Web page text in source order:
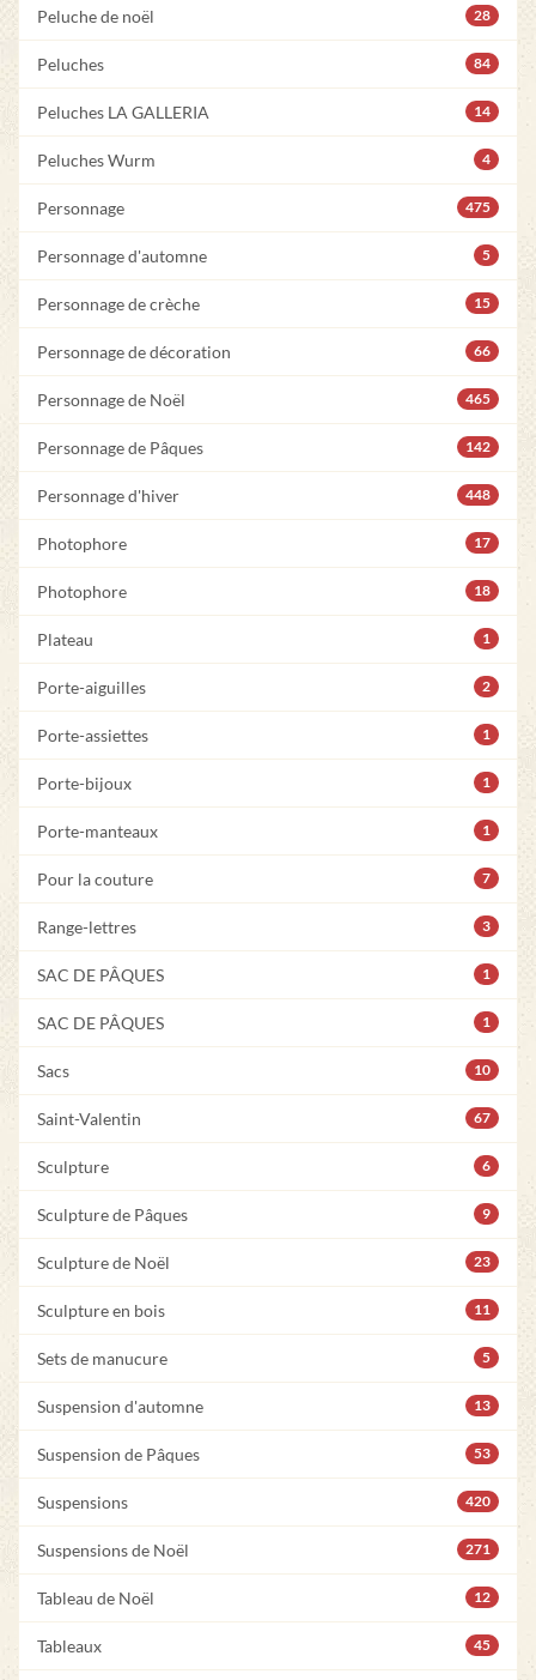
Peluche de noël 28
Peluches 84
Peluches LA GALLERIA 14
Peluches Wurm 4
Personnage 475
Personnage d'automne 5
Personnage de crèche 15
Personnage de décoration 66
Personnage de Noël 465
Personnage de Pâques 142
Personnage d'hiver 448
Photophore 17
Photophore 18
Plateau 1
Porte-aiguilles 2
Porte-assiettes 1
Porte-bijoux 1
Porte-manteaux 1
Pour la couture 7
Range-lettres 3
SAC DE PÂQUES 1
SAC DE PÂQUES 1
Sacs 10
Saint-Valentin 67
Sculpture 6
Sculpture de Pâques 9
Sculpture de Noël 23
Sculpture en bois 11
Sets de manucure 5
Suspension d'automne 13
Suspension de Pâques 53
Suspensions 420
Suspensions de Noël 271
Tableau de Noël 12
Tableaux 45